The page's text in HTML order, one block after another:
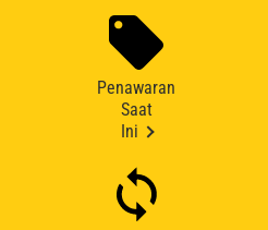
Penawaran
Saat
Ini